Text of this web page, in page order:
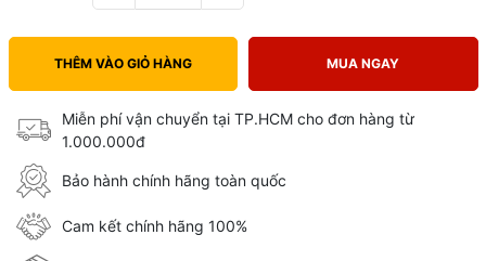
THÊM VÀO GIỎ HÀNG MUA NGAY
Miễn phí vận chuyển tại TP.HCM cho đơn hàng từ
1.000.000đ
Bảo hành chính hãng toàn quốc
Cam kết chính hãng 100%